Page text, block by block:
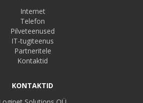
Internet
Telefon
Pilveteenused
IT-tugiteenus
Partneritele
Kontaktid
KONTAKTID